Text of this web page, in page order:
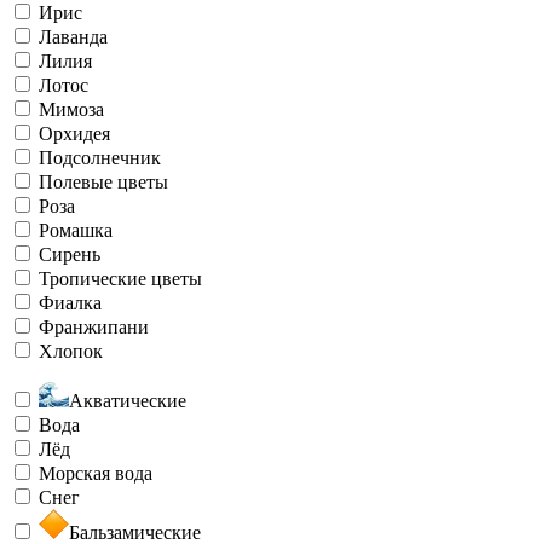
Ирис
Лаванда
Лилия
Лотос
Мимоза
Орхидея
Подсолнечник
Полевые цветы
Роза
Ромашка
Сирень
Тропические цветы
Фиалка
Франжипани
Хлопок
Акватические
Вода
Лёд
Морская вода
Снег
Бальзамические